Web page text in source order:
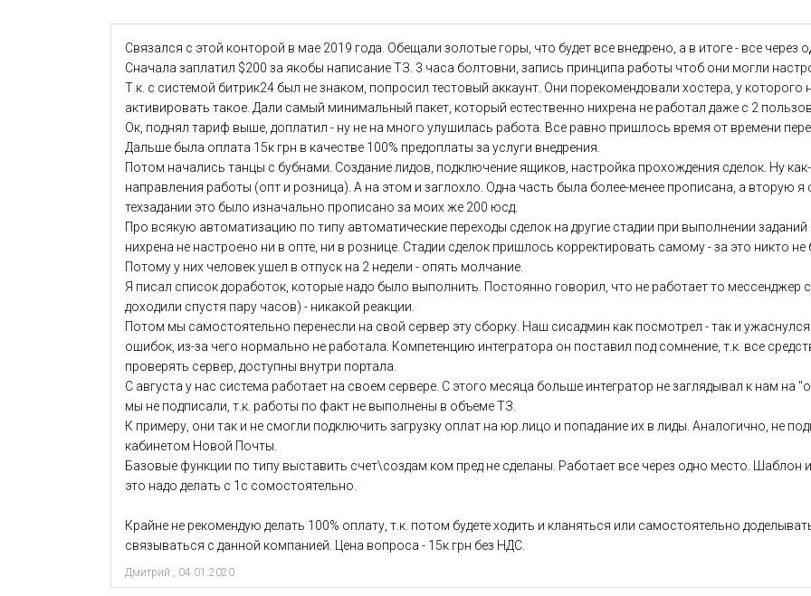
Дмитрий , 04.01.2020
Связался с этой конторой в мае 2019 года. Обещали золотые горы, что будет все внедрено, а в итоге - все через
Сначала заплатил $200 за якобы написание ТЗ. 3 часа болтовни, запись принципа работы чтоб они могли
Т.к. с системой битрик24 был не знаком, попросил тестовый аккаунт. Они порекомендовали хостера, у
активировать такое. Дали самый минимальный пакет, который естественно нихрена не работал даже с 2
Ок, поднял тариф выше, доплатил - ну не на много улушилась работа. Все равно пришлось время от времени
Дальше была оплата 15к грн в качестве 100% предоплаты за услуги внедрения.
Потом начались танцы с бубнами. Создание лидов, подключение ящиков, настройка прохождения сделок. Ну
направления работы (опт и розница). А на этом и заглохло. Одна часть была более-менее прописана, а вторую
техзадании это было изначально прописано за моих же 200 юсд.
Про всякую автоматизацию по типу автоматические переходы сделок на другие стадии при выполнении
нихрена не настроено ни в опте, ни в рознице. Стадии сделок пришлось корректировать самому - за это никто не
Потому у них человек ушел в отпуск на 2 недели - опять молчание.
Я писал список доработок, которые надо было выполнить. Постоянно говорил, что не работает то мессенджер
доходили спустя пару часов) - никакой реакции.
Потом мы самостоятельно перенесли на свой сервер эту сборку. Наш сисадмин как посмотрел - так и
ошибок, из-за чего нормально не работала. Компетенцию интегратора он поставил под сомнение, т.к. все
проверять сервер, доступны внутри портала.
С августа у нас система работает на своем сервере. С этого месяца больше интегратор не заглядывал к нам на
мы не подписали, т.к. работы по факт не выполнены в объеме ТЗ.
К примеру, они так и не смогли подключить загрузку оплат на юр.лицо и попадание их в лиды. Аналогично, не
кабинетом Новой Почты.
Базовые функции по типу выставить счет\создам ком пред не сделаны. Работает все через одно место. Шаблон
это надо делать с 1с сомостоятельно.
Крайне не рекомендую делать 100% оплату, т.к. потом будете ходить и кланяться или самостоятельно
связываться с данной компанией. Цена вопроса - 15к грн без НДС.